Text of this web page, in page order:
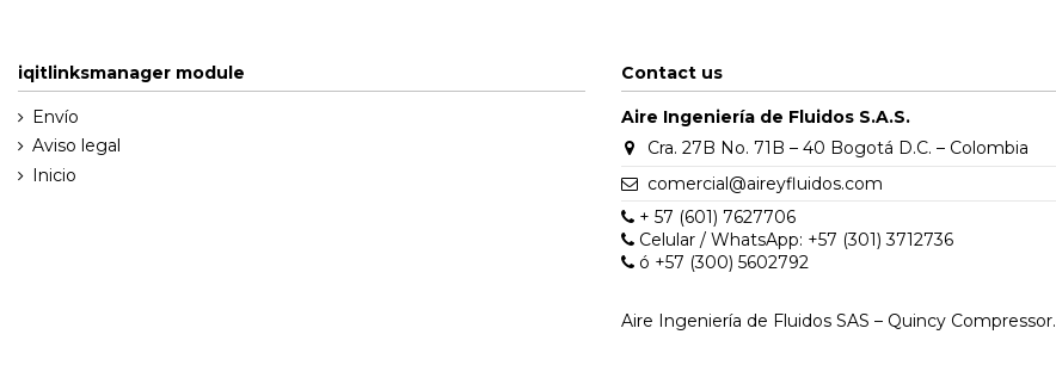
iqitlinksmanager module
Envío
Aviso legal
Inicio
Contact us
Aire Ingeniería de Fluidos S.A.S.
Cra. 27B No. 71B – 40 Bogotá D.C. – Colombia
comercial@aireyfluidos.com
+ 57 (601) 7627706
Celular / WhatsApp: +57 (301) 3712736
ó +57 (300) 5602792
Aire Ingeniería de Fluidos SAS – Quincy Compressor.